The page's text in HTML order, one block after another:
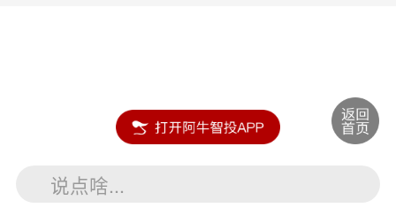
说点啥...